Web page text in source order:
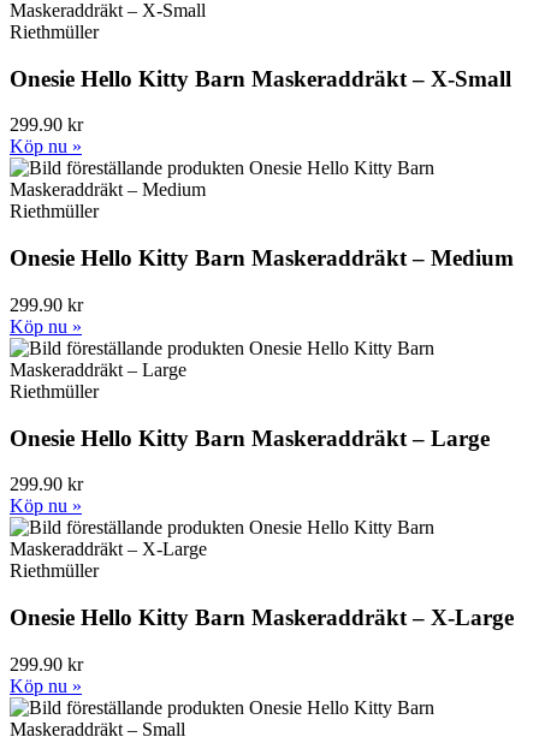
Riethmüller
Onesie Hello Kitty Barn Maskeraddräkt – X-Small
299.90 kr
Köp nu »
Riethmüller
Onesie Hello Kitty Barn Maskeraddräkt – Medium
299.90 kr
Köp nu »
Riethmüller
Onesie Hello Kitty Barn Maskeraddräkt – Large
299.90 kr
Köp nu »
Riethmüller
Onesie Hello Kitty Barn Maskeraddräkt – X-Large
299.90 kr
Köp nu »